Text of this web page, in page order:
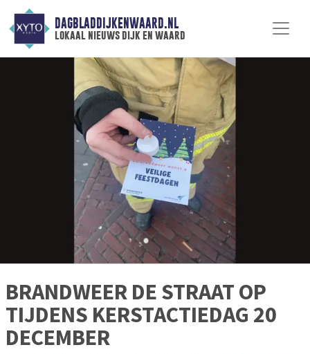
DAGBLADDIJKENWAARD.NL
lokaal nieuws dijk en waard
BRANDWEER DE STRAAT OP
TIJDENS KERSTACTIEDAG 20
DECEMBER